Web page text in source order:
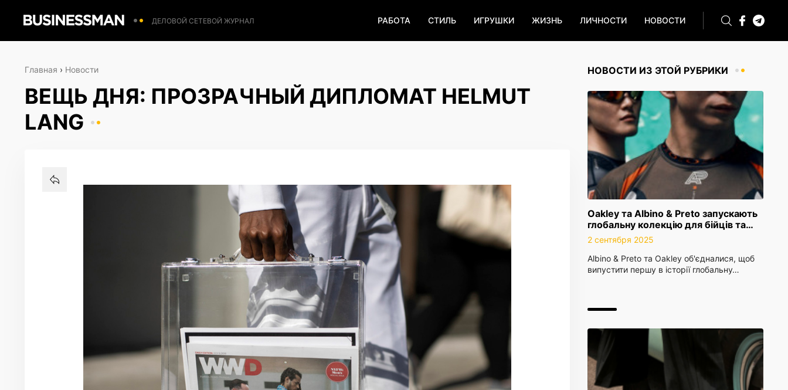
ДЕЛОВОЙ СЕТЕВОЙ ЖУРНАЛ РАБОТА СТИЛЬ ИГРУШКИ ЖИЗНЬ ЛИЧНОСТИ НОВОСТИ
НОВОСТИ ИЗ ЭТОЙ РУБРИКИ
Oakley та Albino & Preto запускають
глобальну колекцію для бійців та…
2 сентября 2025
Albino & Preto та Oakley об'єдналися, щоб
випустити першу в історії глобальну…
Главная › Новости
ВЕЩЬ ДНЯ: ПРОЗРАЧНЫЙ ДИПЛОМАТ HELMUT
LANG